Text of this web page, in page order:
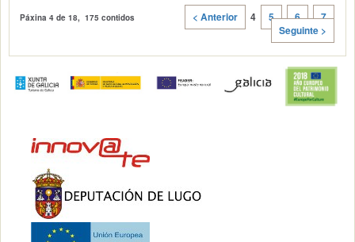
Páxina4 de 18, 175 contidos < Anterior 4 5 6
7
Seguinte >